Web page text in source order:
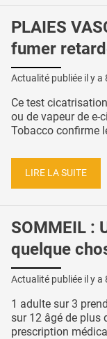
PLAIES
fumer
Actualité publiée il y a
Ce test
ou de vapeur de e-
Tobacco confirme
LIRE LA SUITE
SOMMEIL :
quelque
Actualité publiée il y a
1 adulte sur 3
sur 12 âgé de plus
prescription